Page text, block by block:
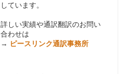
しています。
詳しい実績や通訳翻訳のお問い
合わせは
→ ピースリンク通訳事務所